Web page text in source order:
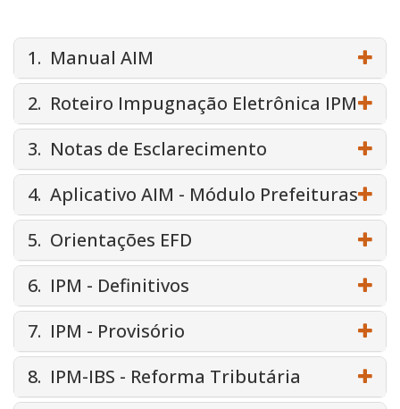
1. Manual AIM
2. Roteiro Impugnação Eletrônica IPM
3. Notas de Esclarecimento
4. Aplicativo AIM - Módulo Prefeituras
5. Orientações EFD
6. IPM - Definitivos
7. IPM - Provisório
8. IPM-IBS - Reforma Tributária